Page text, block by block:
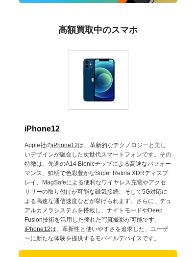
高額買取中のスマホ
iPhone12
Apple社のiPhone12は、革新的なテクノロジーと美し
いデザインが融合した次世代スマートフォンです。その
特徴は、先進のA14 Bionicチップによる高速なパフォー
マンス、鮮明で色彩豊かなSuper Retina XDRディスプ
レイ、MagSafeによる便利なワイヤレス充電やアクセ
サリーの取り付けが可能な磁気接続、そして5G対応に
よる高速な通信速度などが挙げられます。さらに、デュ
アルカメラシステムを搭載し、ナイトモードやDeep
Fusion技術を活用した優れた写真撮影が可能です。
iPhone12は、革新性と使いやすさを追求した、ユーザ
ーに新たな体験を提供するモバイルデバイスです。